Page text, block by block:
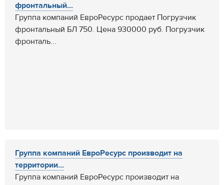
фронтальный...
Группа компаний ЕвроРесурс продает Погрузчик
фронтальный БЛ 750. Цена 930000 руб. Погрузчик
фронталь...
Группа компаний ЕвроРесурс производит на
территории...
Группа компаний ЕвроРесурс производит на